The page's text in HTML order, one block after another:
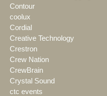
Contour
coolux
Cordial
Creative Technology
Crestron
Crew Nation
CrewBrain
Crystal Sound
ctc events